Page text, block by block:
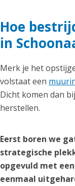
Hoe
in
Merk je het
volstaat een
Dicht komen dan
herstellen.
Eerst boren we
strategische
opgevuld met
eenmaal